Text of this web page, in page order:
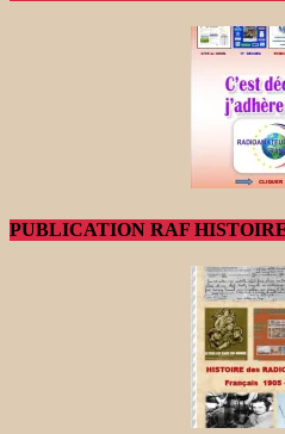
PUBLICATION RAF HISTOIRE